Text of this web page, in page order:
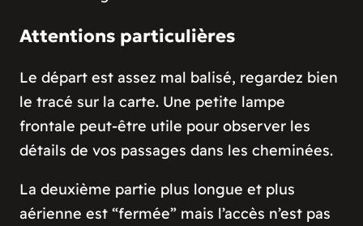
Attentions particulières
Le départ est assez mal balisé, regardez bien
le tracé sur la carte. Une petite lampe
frontale peut-être utile pour observer les
détails de vos passages dans les cheminées.
La deuxième partie plus longue et plus
aérienne est “fermée” mais l’accès n’est pas